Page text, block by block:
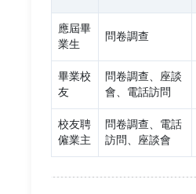
應屆畢
業生
問卷調查
畢業校
友
問卷調查、座談
會、電話訪問
校友聘
僱業主
問卷調查、電話
訪問、座談會